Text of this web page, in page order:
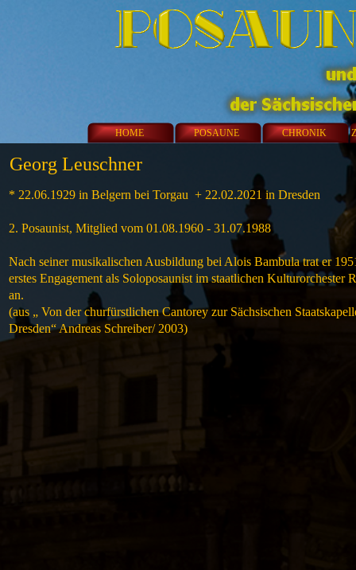
HOME POSAUNE CHRONIK
Georg Leuschner
* 22.06.1929 in Belgern bei Torgau + 22.02.2021 in Dresden
2. Posaunist, Mitglied vom 01.08.1960 - 31.07.1988
Nach seiner musikalischen Ausbildung bei Alois Bambula trat er
erstes Engagement als Soloposaunist im staatlichen Kulturorchester
an.
(aus „ Von der churfürstlichen Cantorey zur Sächsischen
Dresden“ Andreas Schreiber/ 2003)